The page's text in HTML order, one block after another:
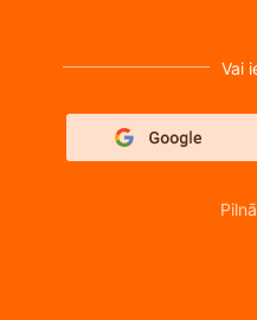
Vai